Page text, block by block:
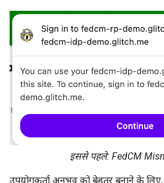
इससे पहले: FedCM
उपयोगकर्ता अनुभव को बेहतर बनाने के